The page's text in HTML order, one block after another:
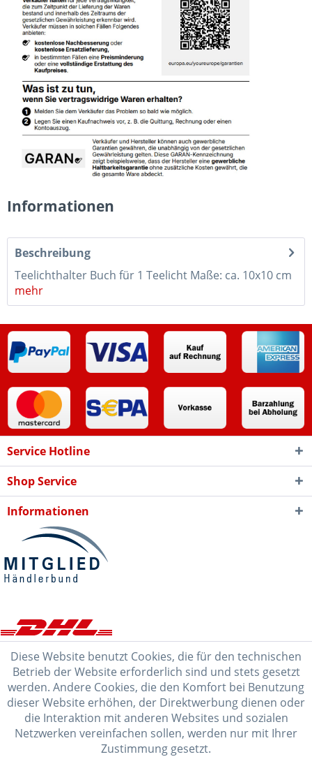
Informationen
Beschreibung
Teelichthalter Buch für 1 Teelicht Maße: ca. 10x10 cm
mehr
Service Hotline
Shop Service
Informationen
Diese Website benutzt Cookies, die für den technischen
Betrieb der Website erforderlich sind und stets gesetzt
werden. Andere Cookies, die den Komfort bei Benutzung
dieser Website erhöhen, der Direktwerbung dienen oder
die Interaktion mit anderen Websites und sozialen
Netzwerken vereinfachen sollen, werden nur mit Ihrer
Zustimmung gesetzt.